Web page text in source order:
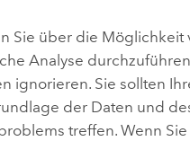
Sie über die Möglichkeit
Analyse
ignorieren. Sie sollten
der Daten und
treffen. Wenn